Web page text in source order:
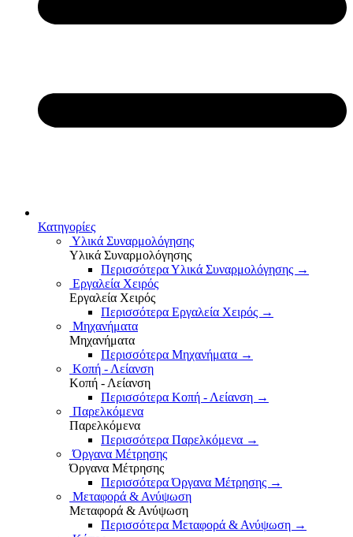
Κατηγορίες
Υλικά Συναρμολόγησης
Υλικά Συναρμολόγησης
Περισσότερα Υλικά Συναρμολόγησης →
Εργαλεία Χειρός
Εργαλεία Χειρός
Περισσότερα Εργαλεία Χειρός →
Μηχανήματα
Μηχανήματα
Περισσότερα Μηχανήματα →
Κοπή - Λείανση
Κοπή - Λείανση
Περισσότερα Κοπή - Λείανση →
Παρελκόμενα
Παρελκόμενα
Περισσότερα Παρελκόμενα →
Όργανα Μέτρησης
Όργανα Μέτρησης
Περισσότερα Όργανα Μέτρησης →
Μεταφορά & Ανύψωση
Μεταφορά & Ανύψωση
Περισσότερα Μεταφορά & Ανύψωση →